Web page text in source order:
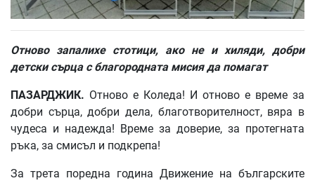
Отново запалихе стотици, ако не и хиляди, добри
детски сърца с благородната мисия да помагат
ПАЗАРДЖИК. Отново е Коледа! И отново е време за
добри сърца, добри дела, благотворителност, вяра в
чудеса и надежда! Време за доверие, за протегната
ръка, за смисъл и подкрепа!
За трета поредна година Движение на българските